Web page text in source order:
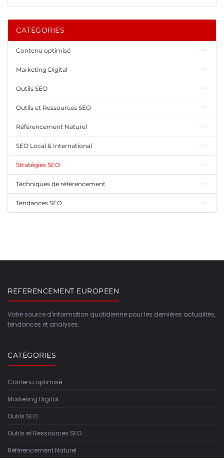
CATÉGORIES
Contenu optimisé
Marketing Digital
Outils SEO
Outils et Ressources SEO
Référencement Naturel
SEO Local & International
Stratégies SEO
Techniques de référencement
Tendances SEO
REFERENCEMENT EUROPEEN
Votre source d'information quotidienne pour les dernières actualités,
tendances et analyses.
CATÉGORIES
Contenu optimisé
Marketing Digital
Outils SEO
Outils et Ressources SEO
Référencement Naturel